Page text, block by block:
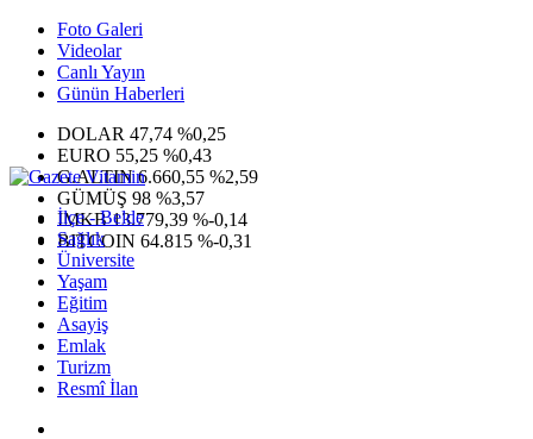
Foto Galeri
Videolar
Canlı Yayın
Günün Haberleri
DOLAR 47,74 %0,25
EURO 55,25 %0,43
G.ALTIN6.660,55 %2,59
GÜMÜŞ 98 %3,57
IMKB13.779,39 %-0,14
BITCOIN 64.815 %-0,31
İlçe - Belde
Sağlık
Üniversite
Yaşam
Eğitim
Asayiş
Emlak
Turizm
Resmî İlan